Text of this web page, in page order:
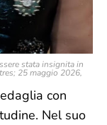
stata insignita in
25 maggio 2026,
con
Nel suo